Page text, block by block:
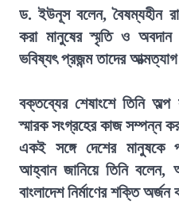
ড. ইউনূস বলেন, বৈষম্যহীন
করা মানুষের স্মৃতি ও অবদান
ভবিষ্যৎ প্রজন্ম তাদের
বক্তব্যের শেষাংশে তিনি
স্মারক সংগ্রহের কাজ সম্পন্ন
একই সঙ্গে দেশের মানুষকে
আহ্বান জানিয়ে তিনি বলেন,
বাংলাদেশ নির্মাণের শক্তি